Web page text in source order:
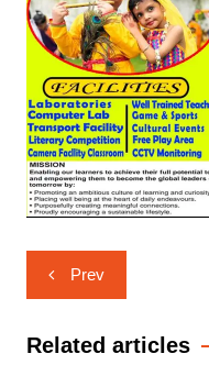
Post
navigation
Prev
Related articles